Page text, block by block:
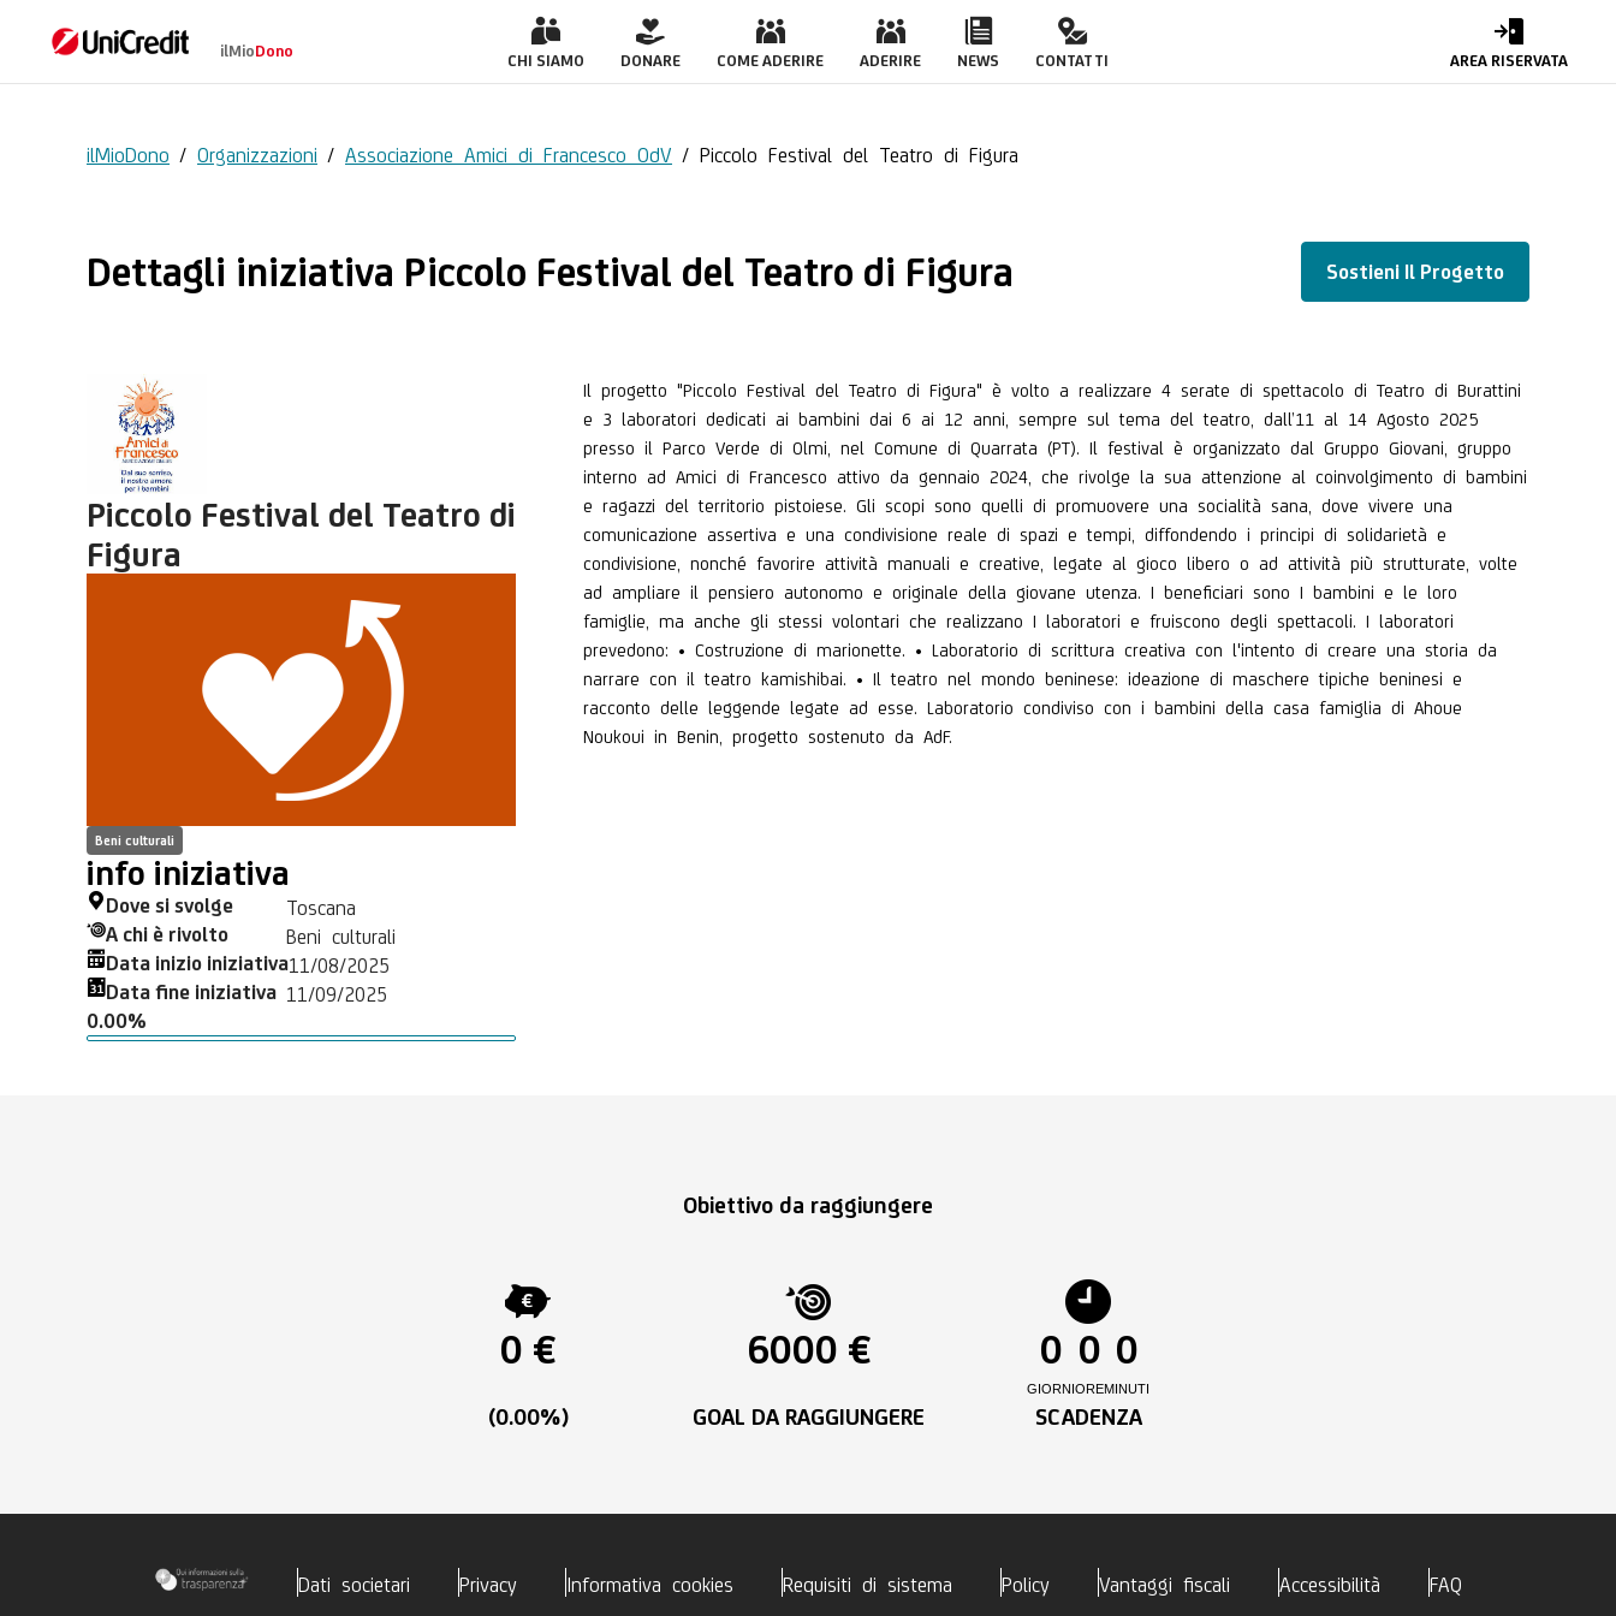
Piccolo Festival del Teatro di Figura
ilMioDono
CHI SIAMO DONARE COME ADERIRE ADERIRE NEWS CONTATTI AREA RISERVATA
ilMioDono / Organizzazioni / Associazione Amici di Francesco OdV / Piccolo Festival del Teatro di Figura
Dettagli iniziativa Piccolo Festival del Teatro di Figura Sostieni Il Progetto
Piccolo Festival del Teatro di
Figura
Beni culturali
info iniziativa
Dove si svolge Toscana
A chi è rivolto Beni culturali
Data inizio iniziativa11/08/2025
Data fine iniziativa 11/09/2025
0.00%
Il progetto "Piccolo Festival del Teatro di Figura" è volto a realizzare 4 serate di spettacolo di Teatro di Burattini
e 3 laboratori dedicati ai bambini dai 6 ai 12 anni, sempre sul tema del teatro, dall’11 al 14 Agosto 2025
presso il Parco Verde di Olmi, nel Comune di Quarrata (PT). Il festival è organizzato dal Gruppo Giovani, gruppo
interno ad Amici di Francesco attivo da gennaio 2024, che rivolge la sua attenzione al coinvolgimento di bambini
e ragazzi del territorio pistoiese. Gli scopi sono quelli di promuovere una socialità sana, dove vivere una
comunicazione assertiva e una condivisione reale di spazi e tempi, diffondendo i principi di solidarietà e
condivisione, nonché favorire attività manuali e creative, legate al gioco libero o ad attività più strutturate, volte
ad ampliare il pensiero autonomo e originale della giovane utenza. I beneficiari sono I bambini e le loro
famiglie, ma anche gli stessi volontari che realizzano I laboratori e fruiscono degli spettacoli. I laboratori
prevedono: • Costruzione di marionette. • Laboratorio di scrittura creativa con l'intento di creare una storia da
narrare con il teatro kamishibai. • Il teatro nel mondo beninese: ideazione di maschere tipiche beninesi e
racconto delle leggende legate ad esse. Laboratorio condiviso con i bambini della casa famiglia di Ahoue
Noukoui in Benin, progetto sostenuto da AdF.
Obiettivo da raggiungere
0 €
(0.00%)
6000 €
GOAL DA RAGGIUNGERE
0
GIORNI
0
ORE
0
MINUTI
SCADENZA
Dati societari Privacy Informativa cookies Requisiti di sistema Policy Vantaggi fiscali Accessibilità FAQ